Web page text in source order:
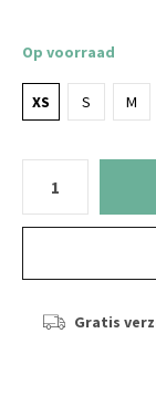
Op voorraad
XS S M
Gratis